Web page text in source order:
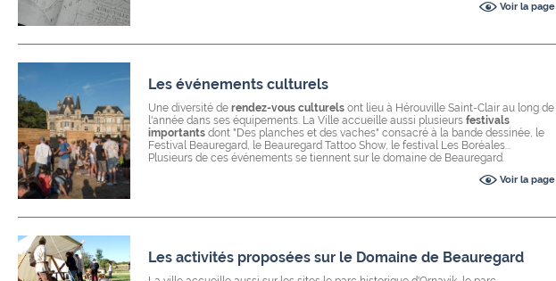
Voir la page
Les événements culturels
Une diversité derendez-vous culturels ont lieu à Hérouville Saint-Clair au long de
l'année dans ses équipements. La Ville accueille aussi plusieurs festivals
importants dont "Des planches et des vaches" consacré à la bande dessinée, le
Festival Beauregard, le Beauregard Tattoo Show, le festival Les Boréales...
Plusieurs de ces événements se tiennent sur le domaine de Beauregard.
Voir la page
Les activités proposées sur le Domaine de Beauregard